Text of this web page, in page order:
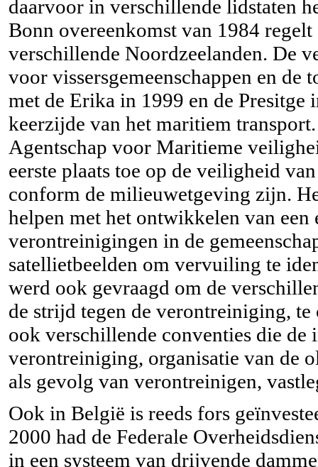
daarvoor in verschillende lidstaten
Bonn overeenkomst van 1984
verschillende Noordzeelanden. De
voor vissersgemeenschappen en de
met de Erika in 1999 en de Presitge
keerzijde van het maritiem
Agentschap voor Maritieme
eerste plaats toe op de veiligheid
conform de milieuwetgeving zijn.
helpen met het ontwikkelen van
verontreinigingen in de
satellietbeelden om vervuiling te
werd ook gevraagd om de
de strijd tegen de verontreiniging,
ook verschillende conventies die de
verontreiniging, organisatie van de
als gevolg van verontreinigen,
Ook in België is reeds fors
2000 had de Federale
in een systeem van drijvende